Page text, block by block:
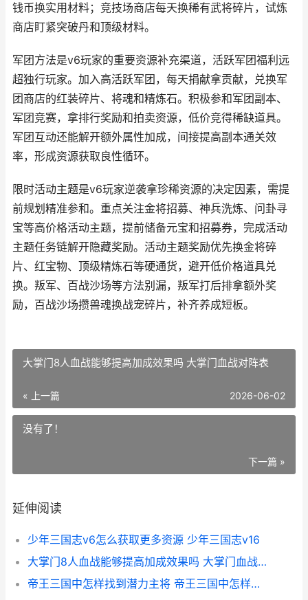
钱币换实用材料；竞技场商店每天换稀有武将碎片，试炼
商店盯紧突破丹和顶级材料。
军团方法是v6玩家的重要资源补充渠道，活跃军团福利远
超独行玩家。加入高活跃军团，每天捐献拿贡献，兑换军
团商店的红装碎片、将魂和精炼石。积极参和军团副本、
军团竞赛，拿排行奖励和拍卖资源，低价竞得稀缺道具。
军团互动还能解开额外属性加成，间接提高副本通关效
率，形成资源获取良性循环。
限时活动主题是v6玩家逆袭拿珍稀资源的决定因素，需提
前规划精准参和。重点关注金将招募、神兵洗炼、问卦寻
宝等高价格活动主题，提前储备元宝和招募券，完成活动
主题任务链解开隐藏奖励。活动主题奖励优先换金将碎
片、红宝物、顶级精炼石等硬通货，避开低价格道具兑
换。叛军、百战沙场等方法别漏，叛军打后排拿额外奖
励，百战沙场攒兽魂换战宠碎片，补齐养成短板。
大掌门8人血战能够提高加成效果吗 大掌门血战对阵表
« 上一篇 2026-06-02
没有了！
下一篇 »
延伸阅读
少年三国志v6怎么获取更多资源 少年三国志v16
大掌门8人血战能够提高加成效果吗 大掌门血战对阵表
帝王三国中怎样找到潜力主将 帝王三国中怎样提高战力